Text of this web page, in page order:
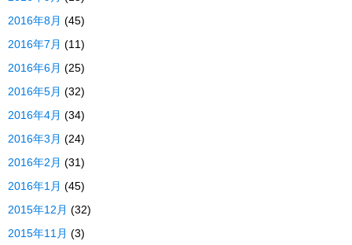
2016年8月 (45)
2016年7月 (11)
2016年6月 (25)
2016年5月 (32)
2016年4月 (34)
2016年3月 (24)
2016年2月 (31)
2016年1月 (45)
2015年12月 (32)
2015年11月 (3)